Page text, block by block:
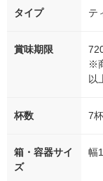
タイプ テ
賞味期限
※
以
杯数 7
箱・容器サイ
ズ
幅